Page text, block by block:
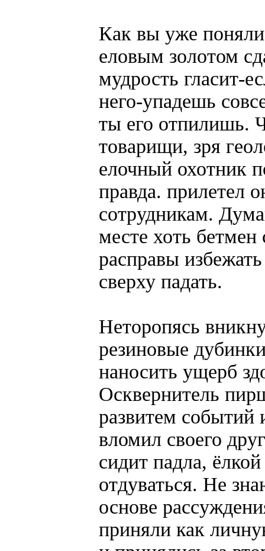
Как вы уже
еловым золотом
мудрость гласит-
него-упадешь
ты его отпилишь.
товарищи, зря
елочный охотник
правда. прилетел
сотрудникам.
месте хоть бетмен
расправы
сверху падать.
Неторопясь
резиновые
наносить ущерб
Осквернитель
развитем событий
вломил своего
сидит падла,
отдуваться. Не
основе
приняли как